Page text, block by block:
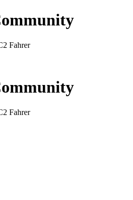
Fahrer
Fahrer